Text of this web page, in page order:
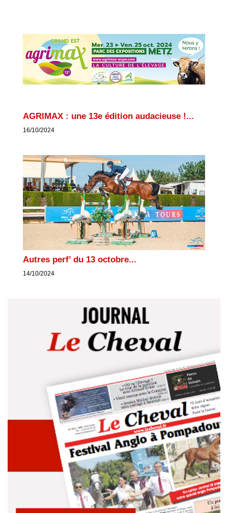
AGRIMAX : une 13e édition audacieuse !...
16/10/2024
Autres perf’ du 13 octobre...
14/10/2024